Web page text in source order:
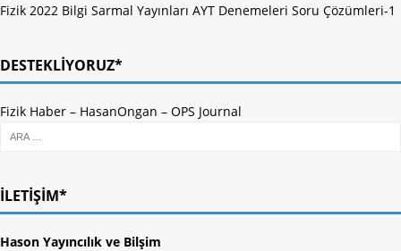
Fizik 2022 Bilgi Sarmal Yayınları AYT Denemeleri Soru Çözümleri-1
DESTEKLIYORUZ*
Fizik Haber – HasanOngan – OPS Journal
İLETIŞIM*
Hason Yayıncılık ve Bilşim